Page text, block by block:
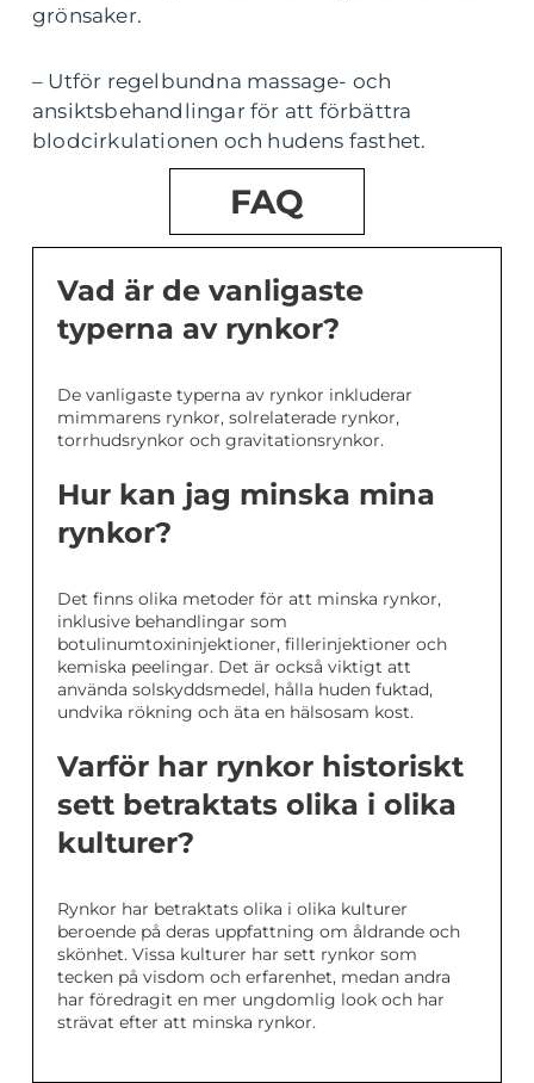
grönsaker.
– Utför regelbundna massage- och
ansiktsbehandlingar för att förbättra
blodcirkulationen och hudens fasthet.
FAQ
Vad är de vanligaste
typerna av rynkor?
De vanligaste typerna av rynkor inkluderar
mimmarens rynkor, solrelaterade rynkor,
torrhudsrynkor och gravitationsrynkor.
Hur kan jag minska mina
rynkor?
Det finns olika metoder för att minska rynkor,
inklusive behandlingar som
botulinumtoxininjektioner, fillerinjektioner och
kemiska peelingar. Det är också viktigt att
använda solskyddsmedel, hålla huden fuktad,
undvika rökning och äta en hälsosam kost.
Varför har rynkor historiskt
sett betraktats olika i olika
kulturer?
Rynkor har betraktats olika i olika kulturer
beroende på deras uppfattning om åldrande och
skönhet. Vissa kulturer har sett rynkor som
tecken på visdom och erfarenhet, medan andra
har föredragit en mer ungdomlig look och har
strävat efter att minska rynkor.